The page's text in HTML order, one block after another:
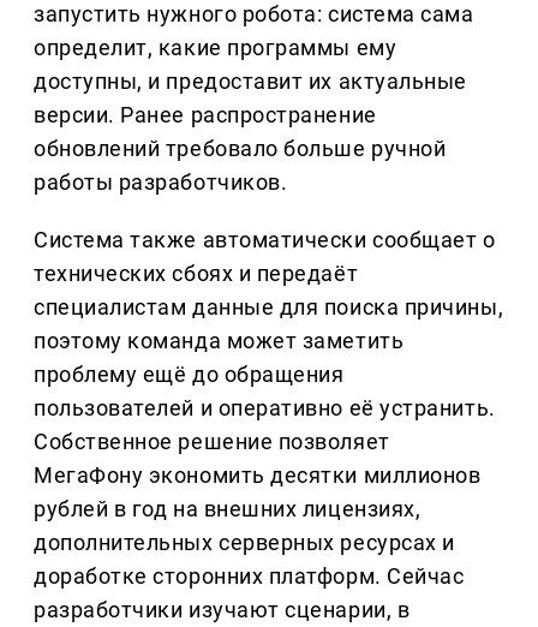
запустить нужного робота: система сама
определит, какие программы ему
доступны, и предоставит их актуальные
версии. Ранее распространение
обновлений требовало больше ручной
работы разработчиков.
Система также автоматически сообщает о
технических сбоях и передаёт
специалистам данные для поиска причины,
поэтому команда может заметить
проблему ещё до обращения
пользователей и оперативно её устранить.
Собственное решение позволяет
МегаФону экономить десятки миллионов
рублей в год на внешних лицензиях,
дополнительных серверных ресурсах и
доработке сторонних платформ. Сейчас
разработчики изучают сценарии, в